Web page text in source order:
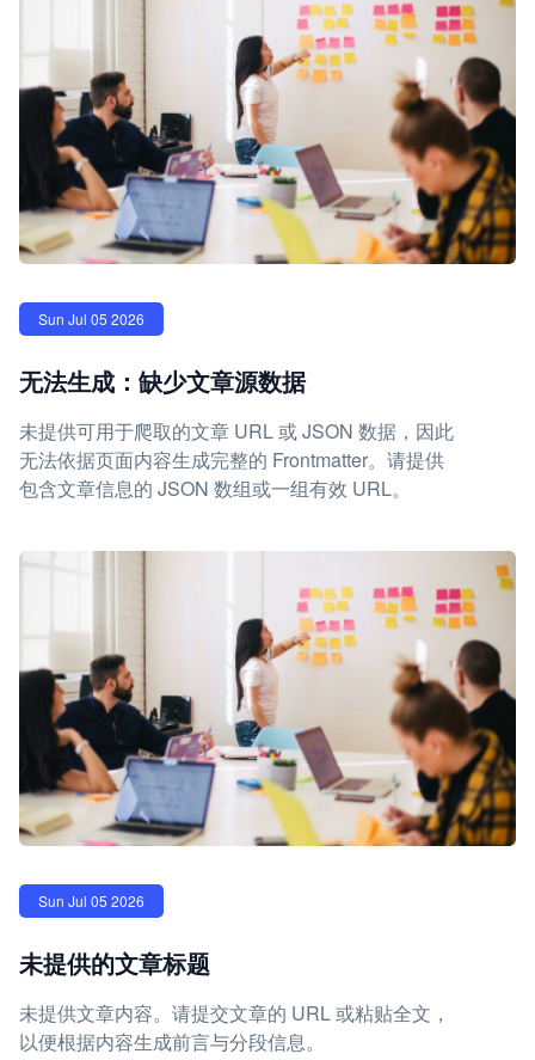
Sun Jul 05 2026
无法生成：缺少文章源数据
未提供可用于爬取的文章 URL 或 JSON 数据，因此
无法依据页面内容生成完整的 Frontmatter。请提供
包含文章信息的 JSON 数组或一组有效 URL。
Sun Jul 05 2026
未提供的文章标题
未提供文章内容。请提交文章的 URL 或粘贴全文，
以便根据内容生成前言与分段信息。